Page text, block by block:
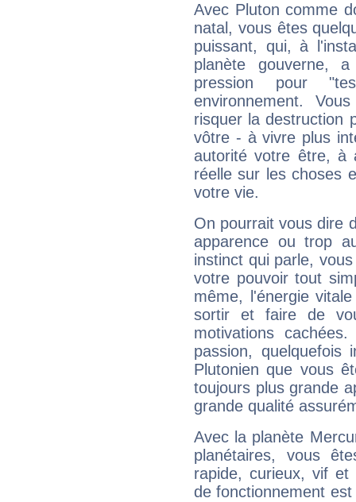
Avec Pluton comme
natal, vous êtes
puissant, qui, à
planète gouverne,
pression pour
environnement.
risquer la destruction
vôtre - à vivre plus
autorité votre être, à
réelle sur les choses
votre vie.
On pourrait vous dire
apparence ou trop
instinct qui parle,
votre pouvoir tout
même, l'énergie
sortir et faire de
motivations
passion, quelquefois
Plutonien que vous
toujours plus grande
grande qualité
Avec la planète
planétaires, vous
rapide, curieux, vif et
de fonctionnement